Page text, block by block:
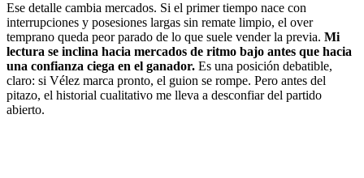
Ese detalle cambia mercados. Si el primer tiempo nace con
interrupciones y posesiones largas sin remate limpio, el over
temprano queda peor parado de lo que suele vender la previa. Mi
lectura se inclina hacia mercados de ritmo bajo antes que hacia
una confianza ciega en el ganador. Es una posición debatible,
claro: si Vélez marca pronto, el guion se rompe. Pero antes del
pitazo, el historial cualitativo me lleva a desconfiar del partido
abierto.